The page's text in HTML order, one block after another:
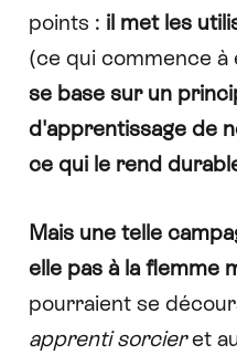
points : il met les
(ce qui commence
se base sur un
d'apprentissage de
ce qui le rend
Mais une telle
elle pas à la flemme
pourraient se
apprenti sorcieret